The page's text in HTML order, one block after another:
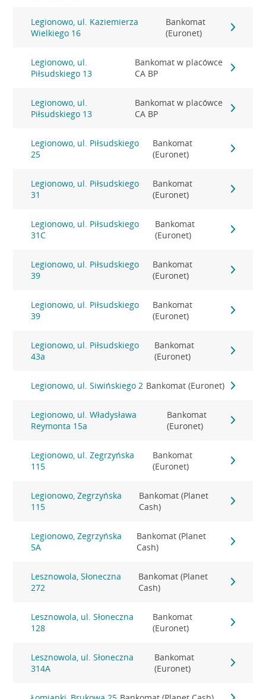
Legionowo, ul. Kaziemierza
Wielkiego 16
Bankomat
(Euronet)
Legionowo, ul.
Piłsudskiego 13
Bankomat w placówce
CA BP
Legionowo, ul.
Piłsudskiego 13
Bankomat w placówce
CA BP
Legionowo, ul. Piłsudskiego
25
Bankomat
(Euronet)
Legionowo, ul. Piłsudskiego
31
Bankomat
(Euronet)
Legionowo, ul. Piłsudskiego
31C
Bankomat
(Euronet)
Legionowo, ul. Piłsudskiego
39
Bankomat
(Euronet)
Legionowo, ul. Piłsudskiego
39
Bankomat
(Euronet)
Legionowo, ul. Piłsudskiego
43a
Bankomat
(Euronet)
Legionowo, ul. Siwińskiego 2 Bankomat (Euronet)
Legionowo, ul. Władysława
Reymonta 15a
Bankomat
(Euronet)
Legionowo, ul. Zegrzyńska
115
Bankomat
(Euronet)
Legionowo, Zegrzyńska
115
Bankomat (Planet
Cash)
Legionowo, Zegrzyńska
5A
Bankomat (Planet
Cash)
Lesznowola, Słoneczna
272
Bankomat (Planet
Cash)
Lesznowola, ul. Słoneczna
128
Bankomat
(Euronet)
Lesznowola, ul. Słoneczna
314A
Bankomat
(Euronet)